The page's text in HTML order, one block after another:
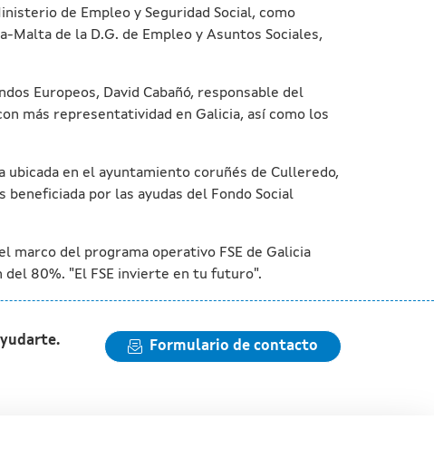
de Empleo y Seguridad Social, como
Malta de la D.G. de Empleo y Asuntos Sociales,
Europeos, David Cabañó, responsable del
más representatividad en Galicia, así como los
en el ayuntamiento coruñés de Culleredo,
por las ayudas del Fondo Social
marco del programa operativo FSE de Galicia
80%. "El FSE invierte en tu futuro".
Formulario de contacto